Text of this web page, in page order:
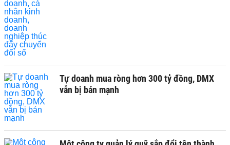
Tự doanh mua ròng hơn 300 tỷ đồng, DMX
vẫn bị bán mạnh